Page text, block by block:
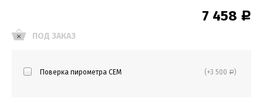
7 458 Р
ПОД ЗАКАЗ
Поверка пирометра CEM (+3 500 Р )